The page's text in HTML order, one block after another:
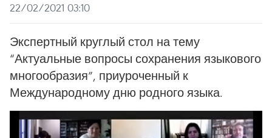
22/02/2021 03:10
Экспертный круглый стол на тему
“Актуальные вопросы сохранения языкового
многообразия”, приуроченный к
Международному дню родного языка.